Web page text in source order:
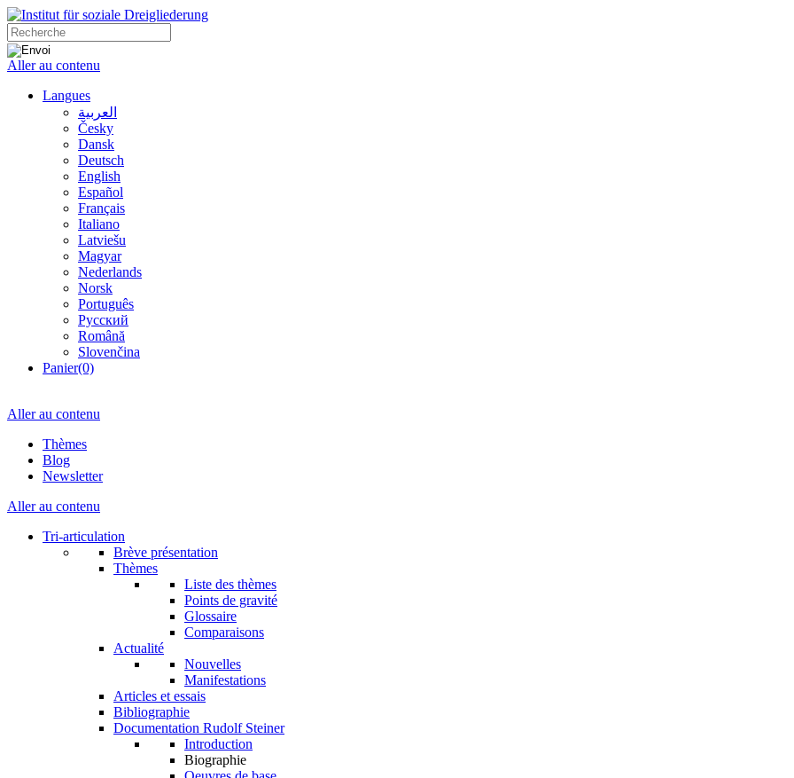
Aller au contenu
Langues
العربية
Česky
Dansk
Deutsch
English
Español
Français
Italiano
Latviešu
Magyar
Nederlands
Norsk
Português
Русский
Română
Slovenčina
Panier(0)
Aller au contenu
Thèmes
Blog
Newsletter
Aller au contenu
Tri-articulation
Brève présentation
Thèmes
Liste des thèmes
Points de gravité
Glossaire
Comparaisons
Actualité
Nouvelles
Manifestations
Articles et essais
Bibliographie
Documentation Rudolf Steiner
Introduction
Biographie